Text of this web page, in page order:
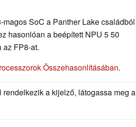
SoC a Panther Lake családból
hasonlóan a beépített NPU 5 50
az FP8-at.
Összehasonlításában.
a kijelző, látogassa meg a